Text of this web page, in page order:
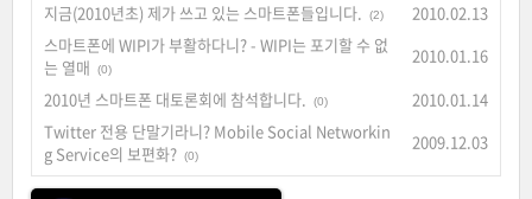
지금(2010년초) 제가 쓰고 있는 스마트폰들입니다.
(2)
2010.02.13
스마트폰에 WIPI가 부활하다니? - WIPI는 포기할 수 없
는 열매
(0)
2010.01.16
2010년 스마트폰 대토론회에 참석합니다.
(0)
2010.01.14
Twitter 전용 단말기라니? Mobile Social Networkin
g Service의 보편화? (0)
2009.12.03